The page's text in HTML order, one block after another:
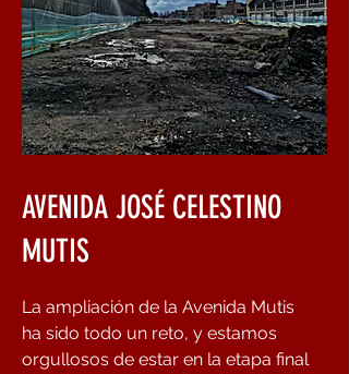
AVENIDA JOSÉ CELESTINO
MUTIS
La ampliación de la Avenida Mutis
ha sido todo un reto, y estamos
orgullosos de estar en la etapa final